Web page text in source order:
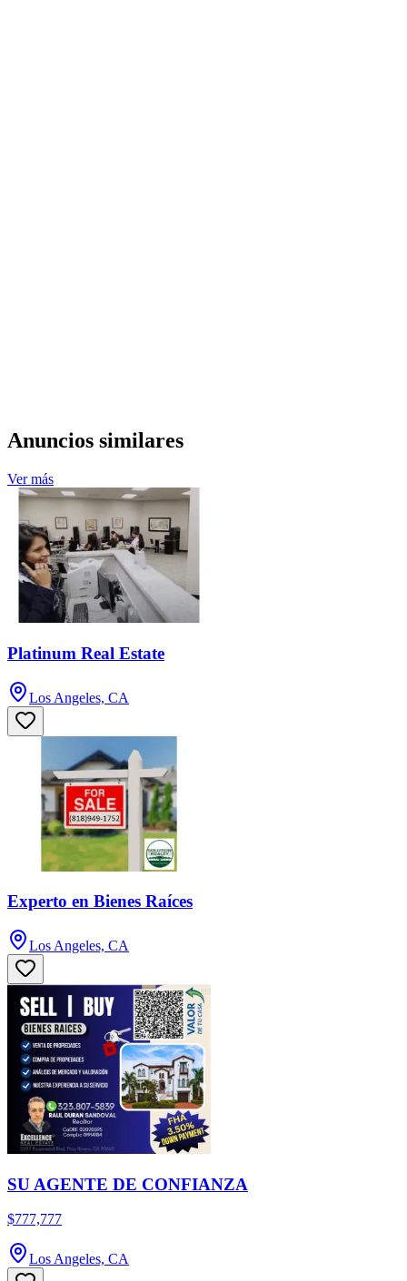
Anuncios similares
Ver más
Platinum Real Estate
Los Angeles, CA
Experto en Bienes Raíces
Los Angeles, CA
SU AGENTE DE CONFIANZA
$777,777
Los Angeles, CA